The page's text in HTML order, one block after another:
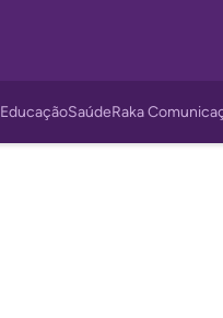
EducaçãoSaúdeRaka